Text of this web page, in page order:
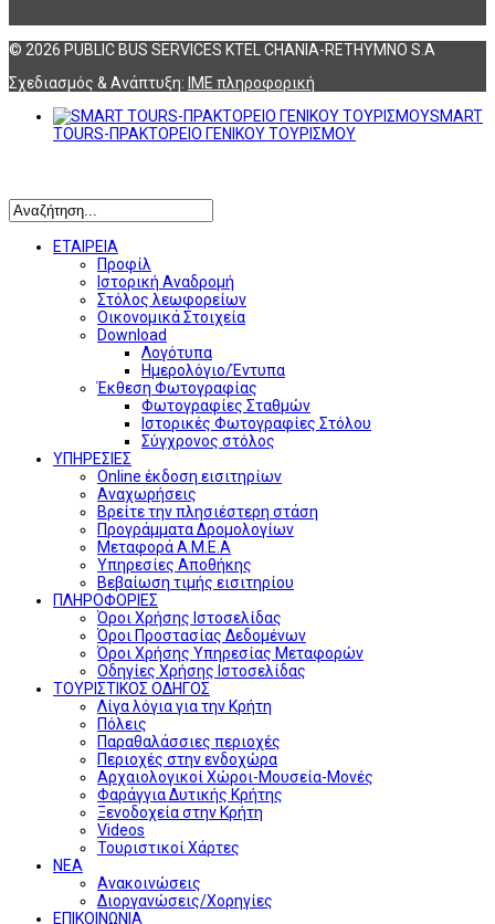
© 2026 PUBLIC BUS SERVICES KTEL CHANIA-RETHYMNO S.A
Σχεδιασμός & Ανάπτυξη: ΙΜΕ πληροφορική
SMART
TOURS-ΠΡΑΚΤΟΡΕΙΟ ΓΕΝΙΚΟΥ ΤΟΥΡΙΣΜΟΥ
ΕΤΑΙΡΕΙΑ
Προφίλ
Ιστορική Αναδρομή
Στόλος λεωφορείων
Οικονομικά Στοιχεία
Download
Λογότυπα
Ημερολόγιο/Έντυπα
Έκθεση Φωτογραφίας
Φωτογραφίες Σταθμών
Ιστορικές Φωτογραφίες Στόλου
Σύγχρονος στόλος
ΥΠΗΡΕΣΙΕΣ
Online έκδοση εισιτηρίων
Αναχωρήσεις
Βρείτε την πλησιέστερη στάση
Προγράμματα Δρομολογίων
Μεταφορά Α.Μ.Ε.Α
Υπηρεσίες Αποθήκης
Βεβαίωση τιμής εισιτηρίου
ΠΛΗΡΟΦΟΡΙΕΣ
Όροι Χρήσης Ιστοσελίδας
Όροι Προστασίας Δεδομένων
Όροι Χρήσης Υπηρεσίας Μεταφορών
Οδηγίες Χρήσης Ιστοσελίδας
ΤΟΥΡΙΣΤΙΚΟΣ ΟΔΗΓΟΣ
Λίγα λόγια για την Κρήτη
Πόλεις
Παραθαλάσσιες περιοχές
Περιοχές στην ενδοχώρα
Αρχαιολογικοί Χώροι-Μουσεία-Μονές
Φαράγγια Δυτικής Κρήτης
Ξενοδοχεία στην Κρήτη
Videos
Τουριστικοί Χάρτες
ΝΕΑ
Ανακοινώσεις
Διοργανώσεις/Χορηγίες
ΕΠΙΚΟΙΝΩΝΙΑ